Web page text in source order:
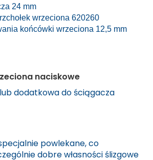
24 mm
wrzeciona 620260
końcówki wrzeciona 12,5 mm
naciskowe
dodatkowa do ściągacza
powlekane, co
dobre własności ślizgowe